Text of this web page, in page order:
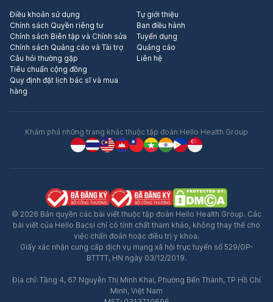
Điều khoản sử dụng
Chính sách Quyền riêng tư
Chính sách Biên tập và Chỉnh sửa
Chính sách Quảng cáo và Tài trợ
Câu hỏi thường gặp
Tiêu chuẩn cộng đồng
Quy định đặt lịch bác sĩ và mua
hàng
Tự giới thiệu
Ban điều hành
Tuyển dụng
Quảng cáo
Liên hệ
Khám phá những trang khác thuộc tập đoàn Hello Health Group
© 2026 Bản quyền các bài viết thuộc tập đoàn Hello Health Group. Các
bài viết của Hello Bacsi chỉ có tính chất tham khảo, không thay thế cho
việc chẩn đoán hoặc điều trị y khoa.
Giấy xác nhận cung cấp dịch vụ mạng xã hội trực tuyến số 529/GP-
BTTTT, HN ngày 03/12/2019.
Địa chỉ: Tầng 4, 67 Nguyễn Thị Minh Khai, Phường Bến Thành, TP Hồ Chí
Minh, Việt Nam